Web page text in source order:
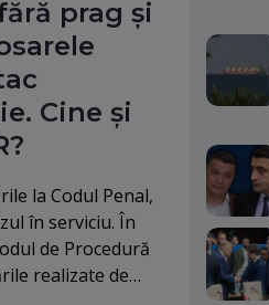
prag și
Cine și
la Codul Penal,
în serviciu. În
de Procedură
realizate de…